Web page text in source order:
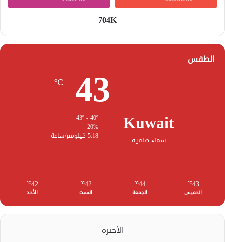
704K
الطقس
Kuwait
سماء صافية
43
℃
20%
5.18 كيلومتر/ساعة
43
℃
الخميس
44
℃
الجمعة
42
℃
السبت
42
℃
الأحد
الأخيرة